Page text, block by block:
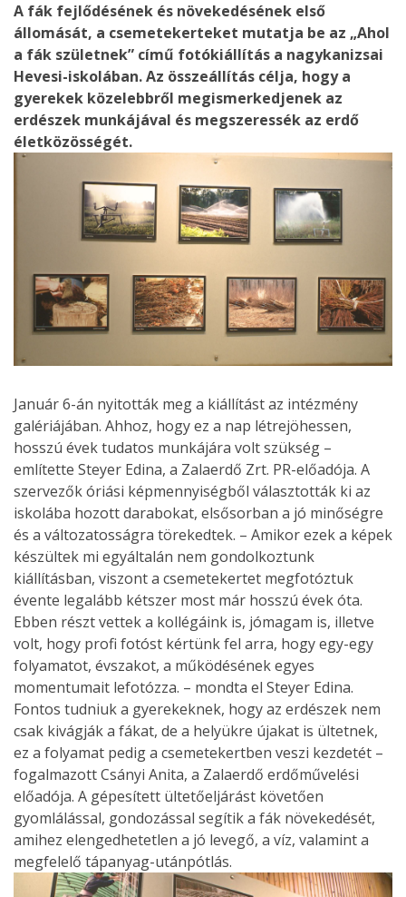
A fák fejlődésének és növekedésének első
állomását, a csemetekerteket mutatja be az „Ahol
a fák születnek” című fotókiállítás a nagykanizsai
Hevesi-iskolában. Az összeállítás célja, hogy a
gyerekek közelebbről megismerkedjenek az
erdészek munkájával és megszeressék az erdő
életközösségét.
Január 6-án nyitották meg a kiállítást az intézmény
galériájában. Ahhoz, hogy ez a nap létrejöhessen,
hosszú évek tudatos munkájára volt szükség –
említette Steyer Edina, a Zalaerdő Zrt. PR-előadója. A
szervezők óriási képmennyiségből választották ki az
iskolába hozott darabokat, elsősorban a jó minőségre
és a változatosságra törekedtek. – Amikor ezek a képek
készültek mi egyáltalán nem gondolkoztunk
kiállításban, viszont a csemetekertet megfotóztuk
évente legalább kétszer most már hosszú évek óta.
Ebben részt vettek a kollégáink is, jómagam is, illetve
volt, hogy profi fotóst kértünk fel arra, hogy egy-egy
folyamatot, évszakot, a működésének egyes
momentumait lefotózza. – mondta el Steyer Edina.
Fontos tudniuk a gyerekeknek, hogy az erdészek nem
csak kivágják a fákat, de a helyükre újakat is ültetnek,
ez a folyamat pedig a csemetekertben veszi kezdetét –
fogalmazott Csányi Anita, a Zalaerdő erdőművelési
előadója. A gépesített ültetőeljárást követően
gyomlálással, gondozással segítik a fák növekedését,
amihez elengedhetetlen a jó levegő, a víz, valamint a
megfelelő tápanyag-utánpótlás.